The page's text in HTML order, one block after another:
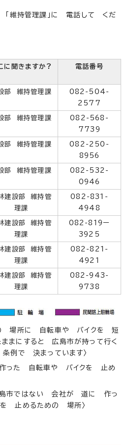
維持管理課」に 電話して くだ
に聞きますか? 電話番号
部 維持管理課
082-504-
2577
部 維持管理課
082-568-
7739
部 維持管理課
082-250-
8956
部 維持管理課
082-532-
0946
建設部 維持管
理課
082-831-
4948
建設部 維持管
理課
082-819ー
3925
建設部 維持管
理課
082-821-
4921
建設部 維持管
理課
082-943-
9738
の 場所に 自転車や バイクを 短
まにすると 広島市が持って行く
例で 決まっています〉
った 自転車や バイクを 止め
島市ではない 会社が 道に 作っ
止めるための 場所〉